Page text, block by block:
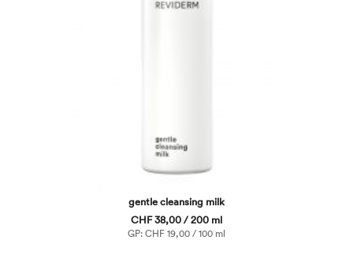
gentle cleansing milk
CHF 38,00 / 200 ml
GP: CHF 19,00 / 100 ml